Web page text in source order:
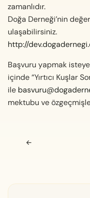
zamanlıdır.
Doğa Derneği’nin
ulaşabilirsiniz.
http://
Başvuru yapmak
içinde “Yırtıcı Kuşlar
ile
mektubu ve
Navigasyon
←